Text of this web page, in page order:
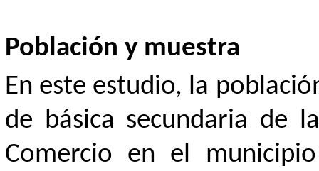
Población y muestra
En este estudio, la
de básica secundaria de
Comercio en el